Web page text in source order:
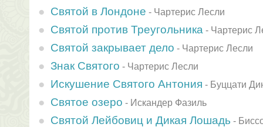
Святой в Лондоне - Чартерис Лесли
Святой против Треугольника - Чартерис
Святой закрывает дело - Чартерис Лесли
Знак Святого - Чартерис Лесли
Искушение Святого Антония - Буццати
Святое озеро - Искандер Фазиль
Святой Лейбовиц и Дикая Лошадь -